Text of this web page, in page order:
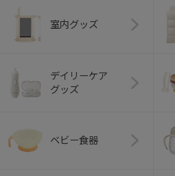
室内グッズ
デイリーケア
グッズ
ベビー食器